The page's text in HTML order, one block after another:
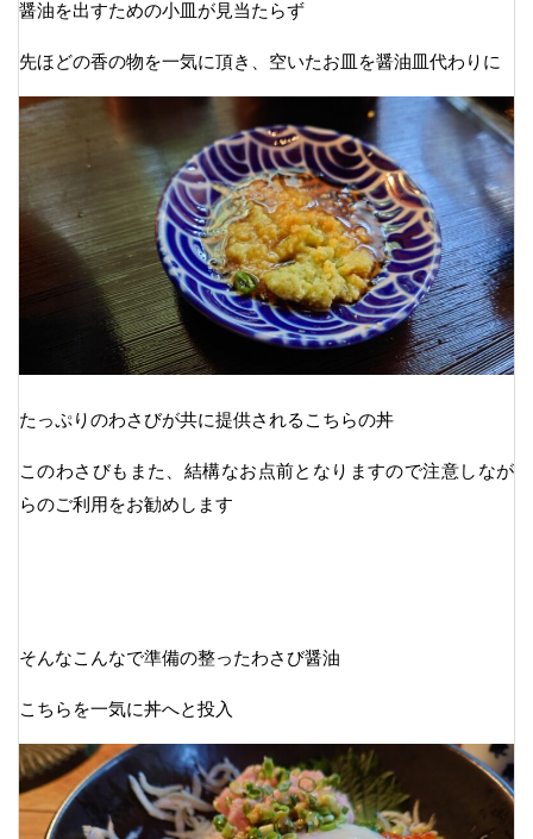
醤油を出すための小皿が見当たらず
先ほどの香の物を一気に頂き、空いたお皿を醤油皿代わりに
たっぷりのわさびが共に提供されるこちらの丼
このわさびもまた、結構なお点前となりますので注意しなが
らのご利用をお勧めします
そんなこんなで準備の整ったわさび醤油
こちらを一気に丼へと投入